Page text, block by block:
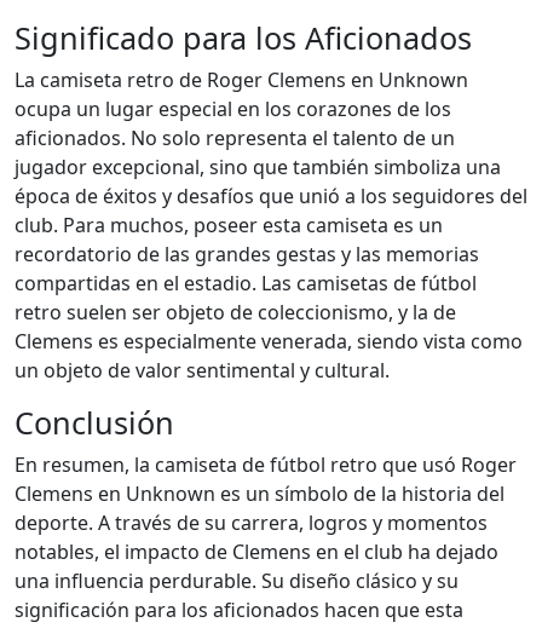
Significado para los Aficionados
La camiseta retro de Roger Clemens en Unknown
ocupa un lugar especial en los corazones de los
aficionados. No solo representa el talento de un
jugador excepcional, sino que también simboliza una
época de éxitos y desafíos que unió a los seguidores del
club. Para muchos, poseer esta camiseta es un
recordatorio de las grandes gestas y las memorias
compartidas en el estadio. Las camisetas de fútbol
retro suelen ser objeto de coleccionismo, y la de
Clemens es especialmente venerada, siendo vista como
un objeto de valor sentimental y cultural.
Conclusión
En resumen, la camiseta de fútbol retro que usó Roger
Clemens en Unknown es un símbolo de la historia del
deporte. A través de su carrera, logros y momentos
notables, el impacto de Clemens en el club ha dejado
una influencia perdurable. Su diseño clásico y su
significación para los aficionados hacen que esta